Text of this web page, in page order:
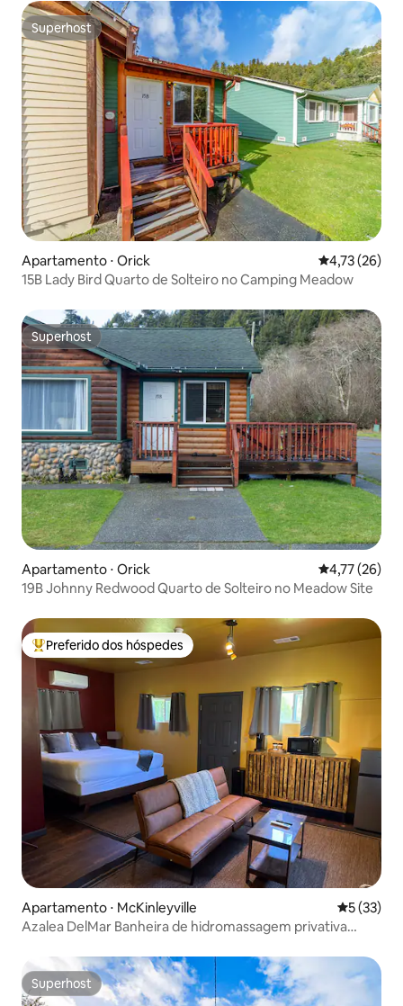
Superhost
Superhost
Apartamento ⋅ Orick 4,73 de uma
4,73 (26)
15B Lady Bird Quarto de Solteiro no Camping Meadow
Superhost
Superhost
Apartamento ⋅ Orick 4,77 de uma
4,77 (26)
19B Johnny Redwood Quarto de Solteiro no Meadow Site
Entre os melhores preferidos dos hóspedes
Preferido dos hóspedes
Apartamento ⋅ McKinleyville 5 de uma
5 (33)
Azalea DelMar Banheira de hidromassagem privativa
Superhost
Superhost